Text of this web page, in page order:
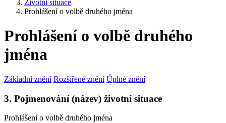
Životní situace
Prohlášení o volbě druhého jména
Prohlášení o volbě druhého
jména
Základní znění Rozšířené znění Úplné znění
3. Pojmenování (název) životní situace
Prohlášení o volbě druhého jména